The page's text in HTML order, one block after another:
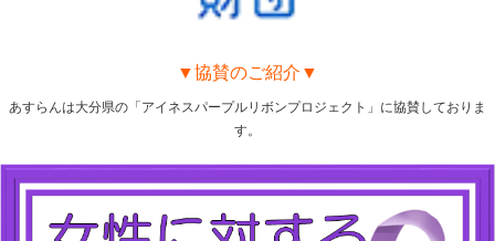
▼協賛のご紹介▼
あすらんは大分県の「アイネスパープルリボンプロジェクト」に協賛しておりま
す。